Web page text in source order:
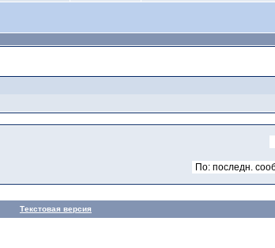
Текстовая версия